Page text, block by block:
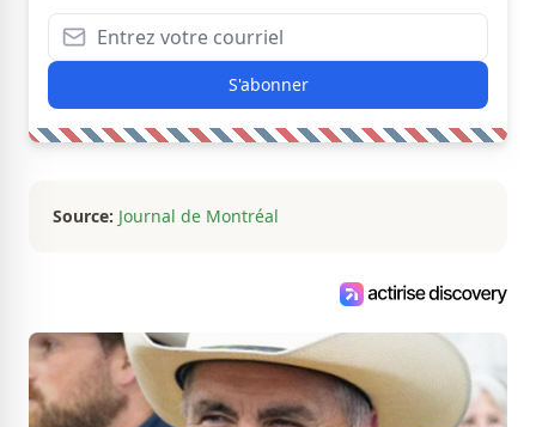
S'abonner
Source: Journal de Montréal